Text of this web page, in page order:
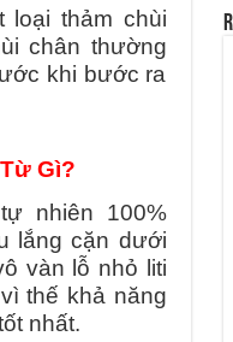
loại thảm chùi
chân thường
khi bước ra
Gì?
nhiên 100%
lắng cặn dưới
vàn lỗ nhỏ liti
thế khả năng
nhất.